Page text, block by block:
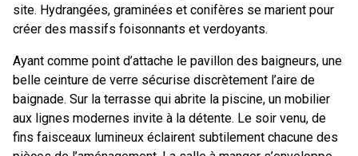
site. Hydrangées, graminées et conifères se marient pour
créer des massifs foisonnants et verdoyants.
Ayant comme point d’attache le pavillon des baigneurs, une
belle ceinture de verre sécurise discrètement l’aire de
baignade. Sur la terrasse qui abrite la piscine, un mobilier
aux lignes modernes invite à la détente. Le soir venu, de
fins faisceaux lumineux éclairent subtilement chacune des